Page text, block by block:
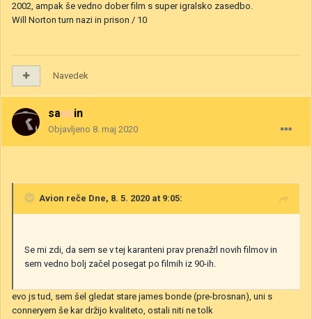
2002, ampak še vedno dober film s super igralsko zasedbo.
Will Norton turn nazi in prison / 10
Navedek
saosin
Objavljeno 8. maj 2020
Avion reče Dne, 8. 5. 2020 at 9:05:
Se mi zdi, da sem se v tej karanteni prav prenažrl novih filmov in
sem vedno bolj začel posegat po filmih iz 90-ih.
evo js tud, sem šel gledat stare james bonde (pre-brosnan), uni s
conneryem še kar držijo kvaliteto, ostali niti ne tolk